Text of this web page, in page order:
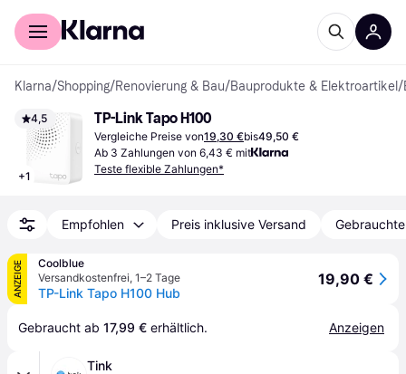
Für Shopper
Klarna/Shopping/Renovierung & Bau/Bauprodukte & Elektroartikel /
4,5
+1
TP-Link Tapo H100
Vergleiche Preise von19,30 €bis49,50 €
Ab 3 Zahlungen von 6,43 € mit
Teste flexible Zahlungen*
Empfohlen Preis inklusive Versand
ANZEIGE
Coolblue
Versandkostenfrei, 1–2 Tage
TP-Link Tapo H100 Hub
19,90 €
Gebraucht ab 17,99 € erhältlich. Anzeigen
Tink